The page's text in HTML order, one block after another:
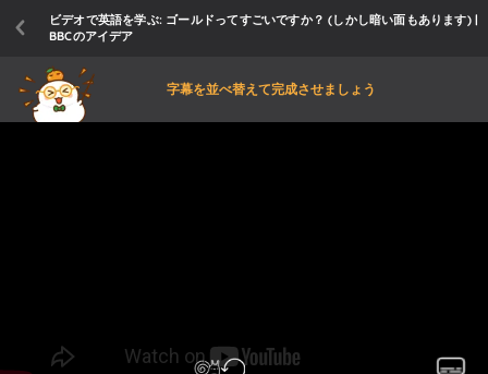
ビデオで英語を学ぶ: ゴールドってすごいですか？ (しかし暗い面もあります) |
BBCのアイデア
字幕を並べ替えて完成させましょう